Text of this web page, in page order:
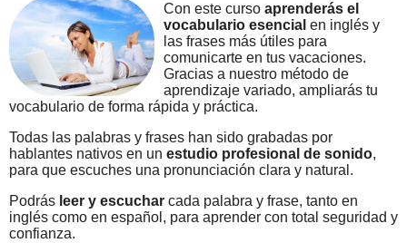
Con este curso aprenderás el
vocabulario esencial en inglés y
las frases más útiles para
comunicarte en tus vacaciones.
Gracias a nuestro método de
aprendizaje variado, ampliarás tu
vocabulario de forma rápida y práctica.
Todas las palabras y frases han sido grabadas por
hablantes nativos en un estudio profesional de sonido,
para que escuches una pronunciación clara y natural.
Podrás leer y escuchar cada palabra y frase, tanto en
inglés como en español, para aprender con total seguridad y
confianza.